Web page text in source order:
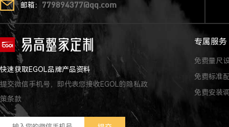
邮箱： 779894377@qq.com
快速获取EGOL品牌产品资料
提交微信手机号，即代表您接收EGOL的隐私政
策条款
专属服务
免费量尺
免费标准
免费安装